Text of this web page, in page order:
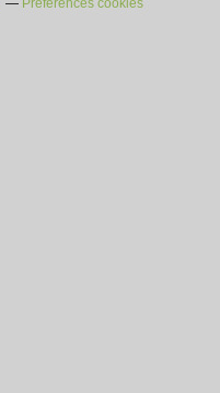
Préférences cookies